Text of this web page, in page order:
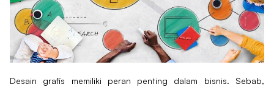
Desain grafis memiliki peran penting dalam bisnis. Sebab,